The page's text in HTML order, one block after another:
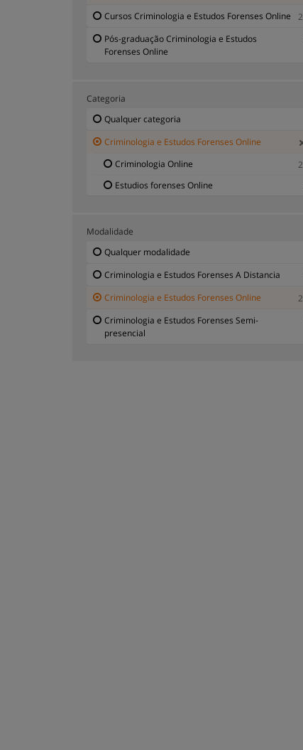
Cursos Criminologia e Estudos Forenses Online
Pós-graduação Criminologia e Estudos
Forenses Online
Categoria
Qualquer categoria
Criminologia e Estudos Forenses Online
Criminologia Online
Estudios forenses Online
Modalidade
Qualquer modalidade
Criminologia e Estudos Forenses A Distancia
Criminologia e Estudos Forenses Online
Criminologia e Estudos Forenses Semi-
presencial